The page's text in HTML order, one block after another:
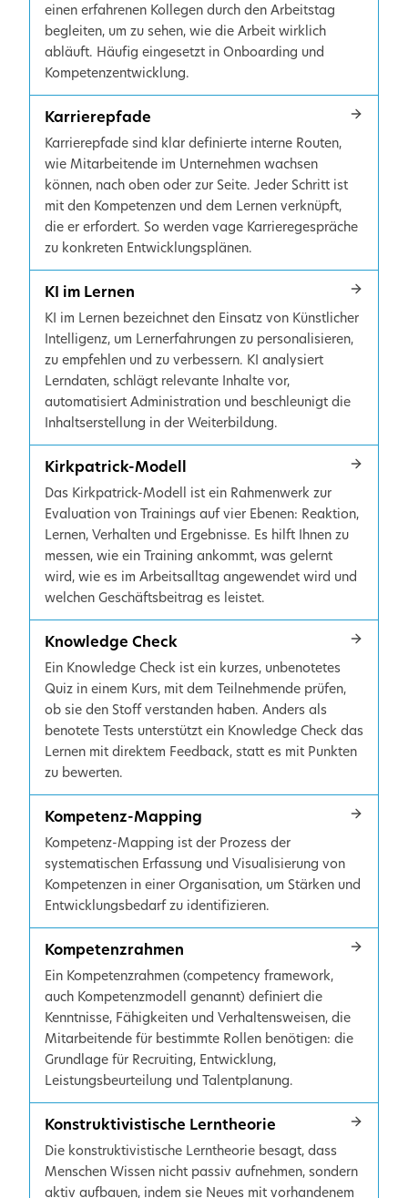
einen erfahrenen Kollegen durch den Arbeitstag
begleiten, um zu sehen, wie die Arbeit wirklich
abläuft. Häufig eingesetzt in Onboarding und
Kompetenzentwicklung.
Karrierepfade
Karrierepfade sind klar definierte interne Routen,
wie Mitarbeitende im Unternehmen wachsen
können, nach oben oder zur Seite. Jeder Schritt ist
mit den Kompetenzen und dem Lernen verknüpft,
die er erfordert. So werden vage Karrieregespräche
zu konkreten Entwicklungsplänen.
KI im Lernen
KI im Lernen bezeichnet den Einsatz von Künstlicher
Intelligenz, um Lernerfahrungen zu personalisieren,
zu empfehlen und zu verbessern. KI analysiert
Lerndaten, schlägt relevante Inhalte vor,
automatisiert Administration und beschleunigt die
Inhaltserstellung in der Weiterbildung.
Kirkpatrick-Modell
Das Kirkpatrick-Modell ist ein Rahmenwerk zur
Evaluation von Trainings auf vier Ebenen: Reaktion,
Lernen, Verhalten und Ergebnisse. Es hilft Ihnen zu
messen, wie ein Training ankommt, was gelernt
wird, wie es im Arbeitsalltag angewendet wird und
welchen Geschäftsbeitrag es leistet.
Knowledge Check
Ein Knowledge Check ist ein kurzes, unbenotetes
Quiz in einem Kurs, mit dem Teilnehmende prüfen,
ob sie den Stoff verstanden haben. Anders als
benotete Tests unterstützt ein Knowledge Check das
Lernen mit direktem Feedback, statt es mit Punkten
zu bewerten.
Kompetenz-Mapping
Kompetenz-Mapping ist der Prozess der
systematischen Erfassung und Visualisierung von
Kompetenzen in einer Organisation, um Stärken und
Entwicklungsbedarf zu identifizieren.
Kompetenzrahmen
Ein Kompetenzrahmen (competency framework,
auch Kompetenzmodell genannt) definiert die
Kenntnisse, Fähigkeiten und Verhaltensweisen, die
Mitarbeitende für bestimmte Rollen benötigen: die
Grundlage für Recruiting, Entwicklung,
Leistungsbeurteilung und Talentplanung.
Konstruktivistische Lerntheorie
Die konstruktivistische Lerntheorie besagt, dass
Menschen Wissen nicht passiv aufnehmen, sondern
aktiv aufbauen, indem sie Neues mit vorhandenem